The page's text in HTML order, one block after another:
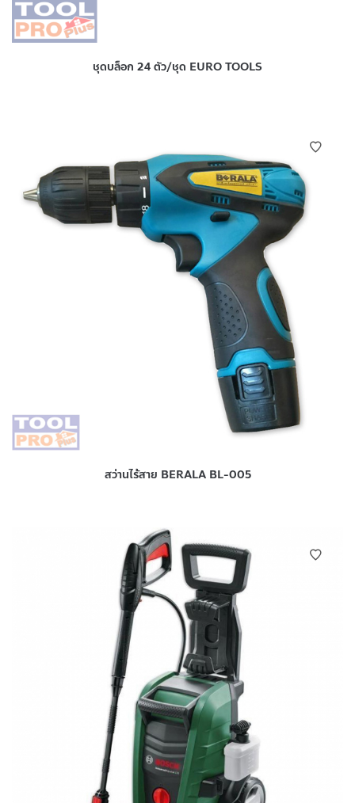
ชุดบล็อก 24 ตัว/ชุด EURO TOOLS
สว่านไร้สาย BERALA BL-005